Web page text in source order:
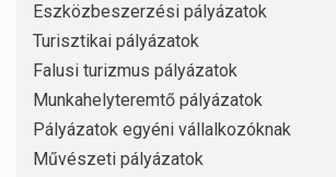
Eszközbeszerzési pályázatok
Turisztikai pályázatok
Falusi turizmus pályázatok
Munkahelyteremtő pályázatok
Pályázatok egyéni vállalkozóknak
Művészeti pályázatok